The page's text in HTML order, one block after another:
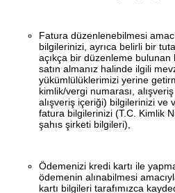
Fatura düzenlenebilmesi
bilgilerinizi, ayrıca belirli bir
açıkça bir düzenleme
satın almanız halinde ilgili
yükümlülüklerimizi yerine
kimlik/vergi numarası,
alışveriş içeriği) bilgilerinizi ve
fatura bilgilerinizi (T.C. Kimlik
şahıs şirketi bilgileri),
Ödemenizi kredi kartı ile
ödemenin alınabilmesi
kartı bilgileri tarafımızca